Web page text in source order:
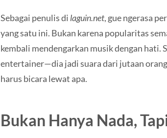
Sebagai penulis di laguin.net, gue ngerasa
yang satu ini. Bukan karena popularitas
kembali mendengarkan musik dengan hati.
entertainer—dia jadi suara dari jutaan
harus bicara lewat apa.
Bukan Hanya Nada,